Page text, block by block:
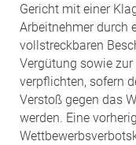
Gericht mit einer
Arbeitnehmer durch
vollstreckbaren
Vergütung sowie
verpflichten, sofern
Verstoß gegen das
werden. Eine